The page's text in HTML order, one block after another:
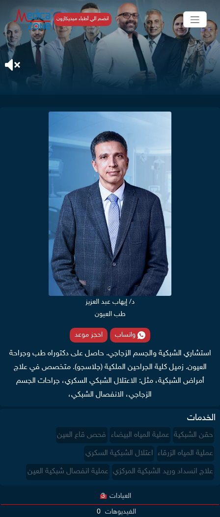
انضم الي أطباء ميديكازون
د/ إيهاب عبد العزيز
طب العيون
واتساب احجز موعد
استشاري الشبكية والجسم الزجاجي. حاصل على دكتوراه طب وجراحة
العيون. زميل كلية الجراحين الملكية (جلاسجو). متخصص في علاج
أمراض الشبكية، مثل: الاعتلال الشبكي السكري، جراحات الجسم
الزجاجي، الانفصال الشبكي،
الخدمات
حقن الشبكية عملية المياه البيضاء فحص قاع العين
عملية المياه الزرقاء اعتلال الشبكية السكري
علاج انسداد وريد الشبكية المركزي عملية انفصال شبكية العين
العيادات 3
الفيديوهات 0